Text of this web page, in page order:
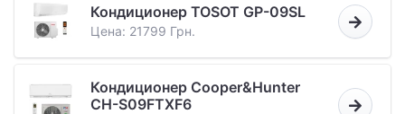
Кондиционер TOSOT GP-09SL
Цена: 21799 Грн.
Кондиционер Cooper&Hunter
CH-S09FTXF6